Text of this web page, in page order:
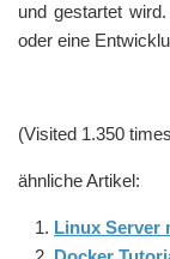
und gestartet
oder eine
(Visited 1.350
ähnliche Artikel:
Linux Server